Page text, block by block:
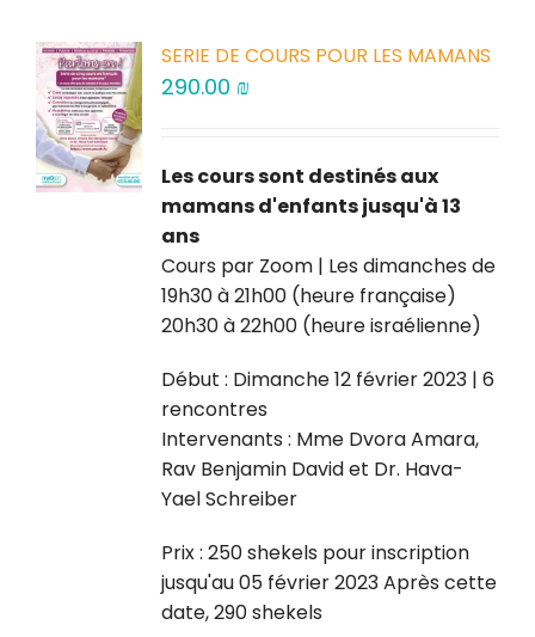
SERIE DE COURS POUR LES MAMANS
290.00 ₪
Les cours sont destinés aux
mamans d'enfants jusqu'à 13
ans
Cours par Zoom | Les dimanches de
19h30 à 21h00 (heure française)
20h30 à 22h00 (heure israélienne)
Début : Dimanche 12 février 2023 | 6
rencontres
Intervenants : Mme Dvora Amara,
Rav Benjamin David et Dr. Hava-
Yael Schreiber
Prix : 250 shekels pour inscription
jusqu'au 05 février 2023 Après cette
date, 290 shekels